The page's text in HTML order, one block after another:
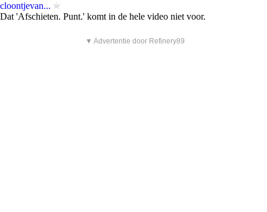
cloontjevan...
Dat 'Afschieten. Punt.' komt in de hele video niet voor.
▼ Advertentie door Refinery89